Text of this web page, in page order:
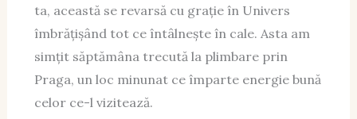
ta, această se revarsă cu grație în Univers
îmbrățișând tot ce întâlnește în cale. Asta am
simțit săptămâna trecută la plimbare prin
Praga, un loc minunat ce împarte energie bună
celor ce-l vizitează.